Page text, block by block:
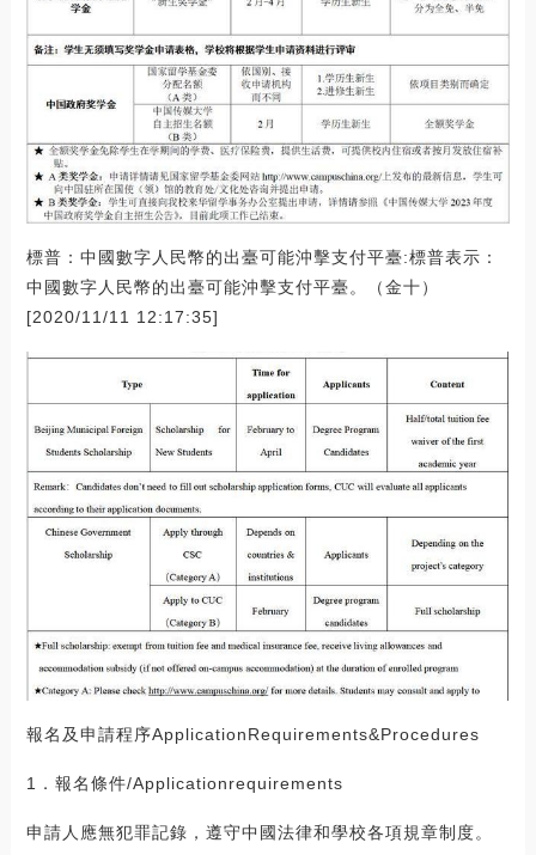
標普：中國數字人民幣的出臺可能沖擊支付平臺:標普表示：
中國數字人民幣的出臺可能沖擊支付平臺。（金十）
[2020/11/11 12:17:35]
報名及申請程序ApplicationRequirements&Procedures
1．報名條件/Applicationrequirements
申請人應無犯罪記錄，遵守中國法律和學校各項規章制度。